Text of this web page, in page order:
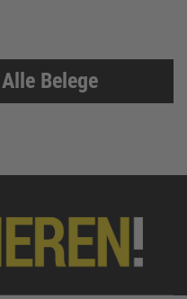
Alle Belege